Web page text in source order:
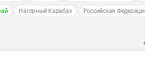
Нагорный Карабах Российская